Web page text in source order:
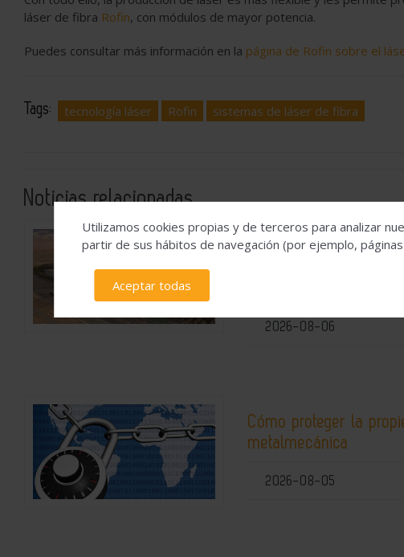
láser de fibra Rofin, con módulos de mayor potencia.
Puedes consultar más información en la página de Rofin sobre el
Tags: tecnología láser Rofin sistemas de láser de fibra
Noticias relacionadas
Hydnum Steel obtiene
2026-08-06
Cómo proteger la
metalmecánica
2026-08-05
Utilizamos cookies propias y de terceros para analizar
partir de sus hábitos de navegación (por ejemplo,
Aceptar todas